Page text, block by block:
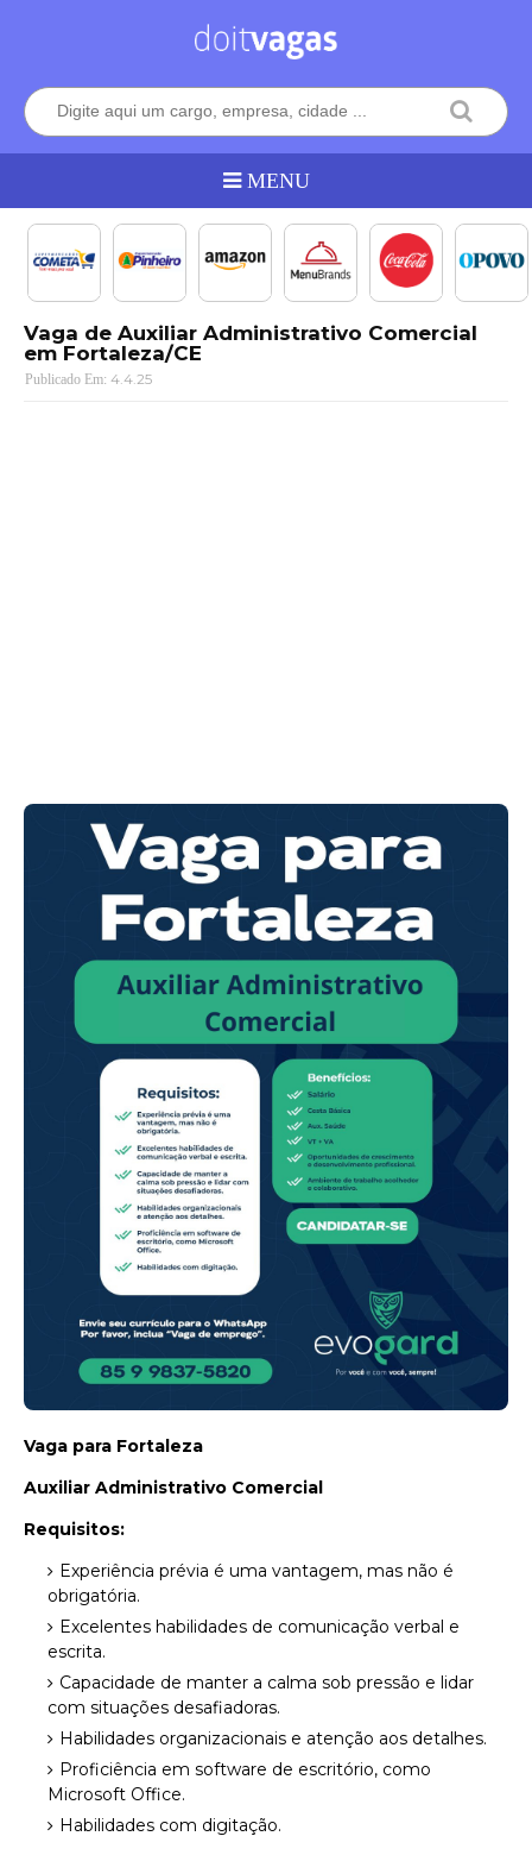
Vaga de Auxiliar Administrativo Comercial
em Fortaleza/CE
4.4.25
Vaga para Fortaleza
Auxiliar Administrativo Comercial
Requisitos:
Experiência prévia é uma vantagem, mas não é
obrigatória.
Excelentes habilidades de comunicação verbal e
escrita.
Capacidade de manter a calma sob pressão e lidar
com situações desafiadoras.
Habilidades organizacionais e atenção aos detalhes.
Proficiência em software de escritório, como
Microsoft Office.
Habilidades com digitação.